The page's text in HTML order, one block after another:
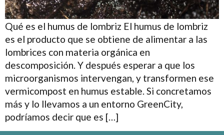
Qué es el humus de lombriz El humus de lombriz
es el producto que se obtiene de alimentar a las
lombrices con materia orgánica en
descomposición. Y después esperar a que los
microorganismos intervengan, y transformen ese
vermicompost en humus estable. Si concretamos
más y lo llevamos a un entorno GreenCity,
podríamos decir que es […]